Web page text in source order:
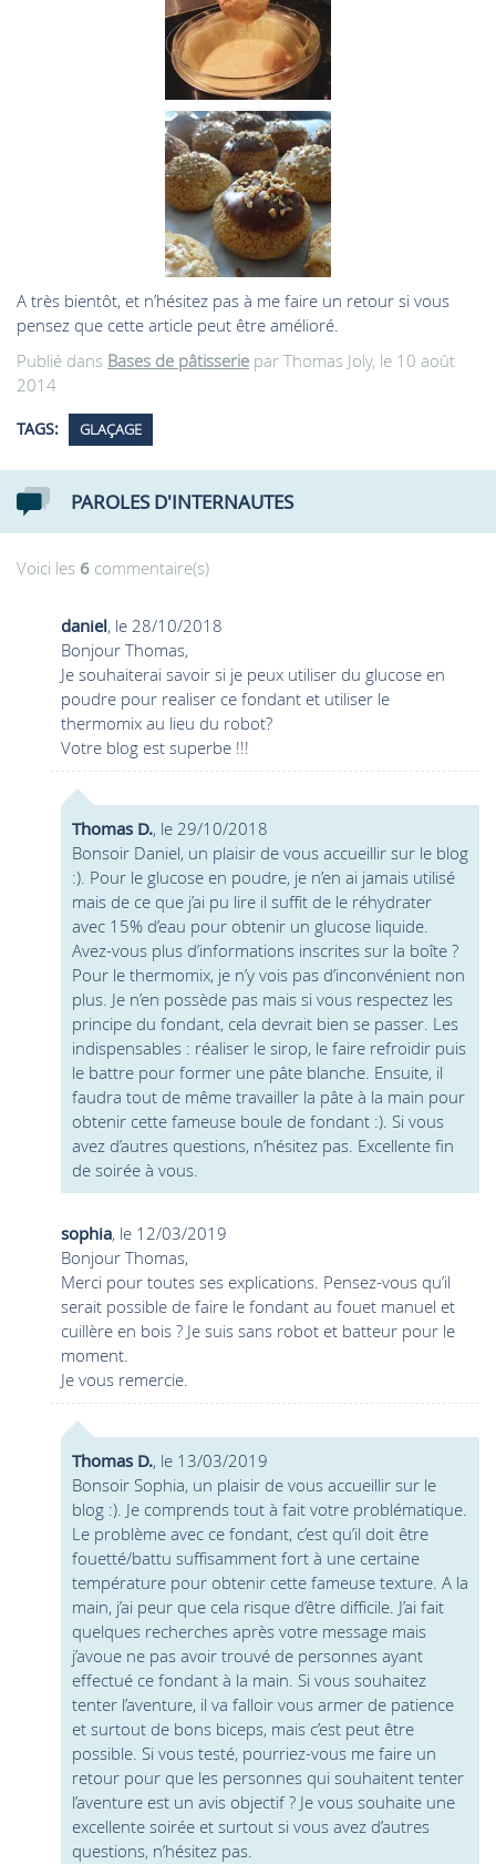
A très bientôt, et n’hésitez pas à me faire un retour si vous
pensez que cette article peut être amélioré.
Publié dans Bases de pâtisserie par Thomas Joly, le 10 août
2014
TAGS: GLAÇAGE
PAROLES D'INTERNAUTES
Voici les 6 commentaire(s)
daniel, le 28/10/2018
Bonjour Thomas,
Je souhaiterai savoir si je peux utiliser du glucose en
poudre pour realiser ce fondant et utiliser le
thermomix au lieu du robot?
Votre blog est superbe !!!
Thomas D., le 29/10/2018
Bonsoir Daniel, un plaisir de vous accueillir sur le blog
:). Pour le glucose en poudre, je n’en ai jamais utilisé
mais de ce que j’ai pu lire il suffit de le réhydrater
avec 15% d’eau pour obtenir un glucose liquide.
Avez-vous plus d’informations inscrites sur la boîte ?
Pour le thermomix, je n’y vois pas d’inconvénient non
plus. Je n’en possède pas mais si vous respectez les
principe du fondant, cela devrait bien se passer. Les
indispensables : réaliser le sirop, le faire refroidir puis
le battre pour former une pâte blanche. Ensuite, il
faudra tout de même travailler la pâte à la main pour
obtenir cette fameuse boule de fondant :). Si vous
avez d’autres questions, n’hésitez pas. Excellente fin
de soirée à vous.
sophia, le 12/03/2019
Bonjour Thomas,
Merci pour toutes ses explications. Pensez-vous qu’il
serait possible de faire le fondant au fouet manuel et
cuillère en bois ? Je suis sans robot et batteur pour le
moment.
Je vous remercie.
Thomas D., le 13/03/2019
Bonsoir Sophia, un plaisir de vous accueillir sur le
blog :). Je comprends tout à fait votre problématique.
Le problème avec ce fondant, c’est qu’il doit être
fouetté/battu suffisamment fort à une certaine
température pour obtenir cette fameuse texture. A la
main, j’ai peur que cela risque d’être difficile. J’ai fait
quelques recherches après votre message mais
j’avoue ne pas avoir trouvé de personnes ayant
effectué ce fondant à la main. Si vous souhaitez
tenter l’aventure, il va falloir vous armer de patience
et surtout de bons biceps, mais c’est peut être
possible. Si vous testé, pourriez-vous me faire un
retour pour que les personnes qui souhaitent tenter
l’aventure est un avis objectif ? Je vous souhaite une
excellente soirée et surtout si vous avez d’autres
questions, n’hésitez pas.